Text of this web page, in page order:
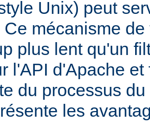
Unix) peut
mécanisme de
plus lent qu'un
l'API d'Apache et
du processus
les